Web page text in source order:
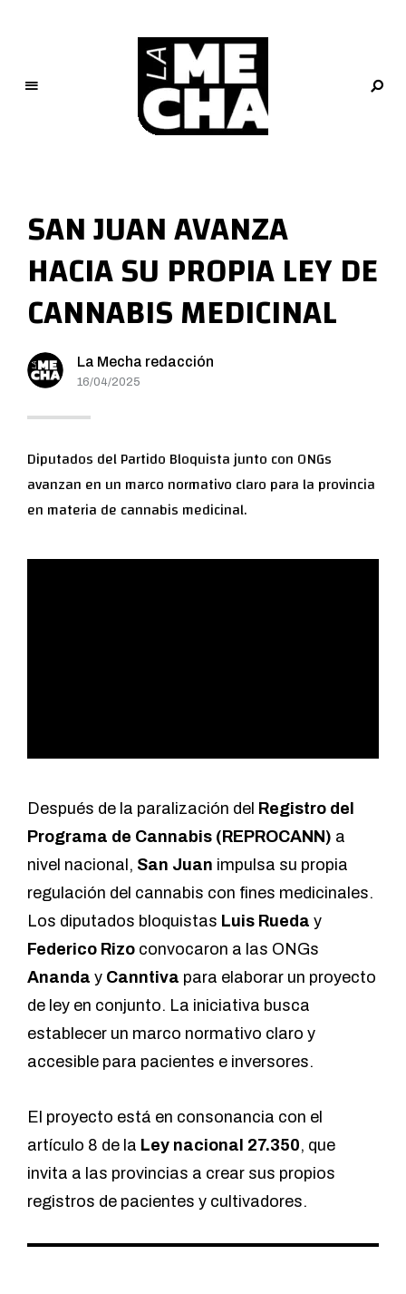
M
e
c
h
a
PERIODISMO DIGITAL
SAN JUAN AVANZA
HACIA SU PROPIA LEY DE
CANNABIS MEDICINAL
La Mecha redacción
16/04/2025
Diputados del Partido Bloquista junto con ONGs
avanzan en un marco normativo claro para la provincia
en materia de cannabis medicinal.
Después de la paralización del Registro del
Programa de Cannabis (REPROCANN) a
nivel nacional, San Juan impulsa su propia
regulación del cannabis con fines medicinales.
Los diputados bloquistas Luis Rueda y
Federico Rizo convocaron a las ONGs
Ananda y Canntiva para elaborar un proyecto
de ley en conjunto. La iniciativa busca
establecer un marco normativo claro y
accesible para pacientes e inversores.
El proyecto está en consonancia con el
artículo 8 de la Ley nacional 27.350, que
invita a las provincias a crear sus propios
registros de pacientes y cultivadores.